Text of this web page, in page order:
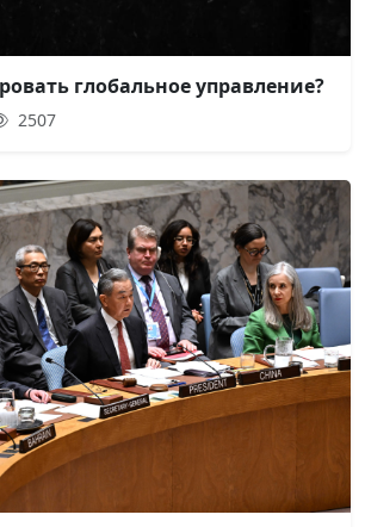
глобальное управление?
2507